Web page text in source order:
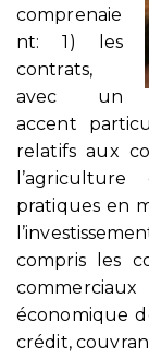
comprenaie
nt: 1) les
contrats,
avec un
accent
relatifs aux
pratiques en
compris les
économique
crédit,